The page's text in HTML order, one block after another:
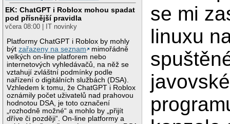
EK: ChatGPT i Roblox mohou spadat
pod přísnější pravidla
včera 08:00 | IT novinky
Platformy ChatGPT i Roblox by mohly
býtzařazeny na seznam
mimořádně
velkých on-line platforem nebo
internetových vyhledávačů, na něž se
vztahují zvláštní podmínky podle
nařízení o digitálních službách (DSA).
Vzhledem k tomu, že ChatGPT i Roblox
oznámily počet uživatelů nad prahovou
hodnotou DSA, je toto označení
„rozhodně možné“ a mohlo by „přijít
dříve či později“. On-line platformy a
se mi
linuxu